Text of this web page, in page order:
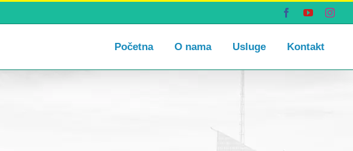
FacebookYouTube
Početna O nama Usluge Kontakt